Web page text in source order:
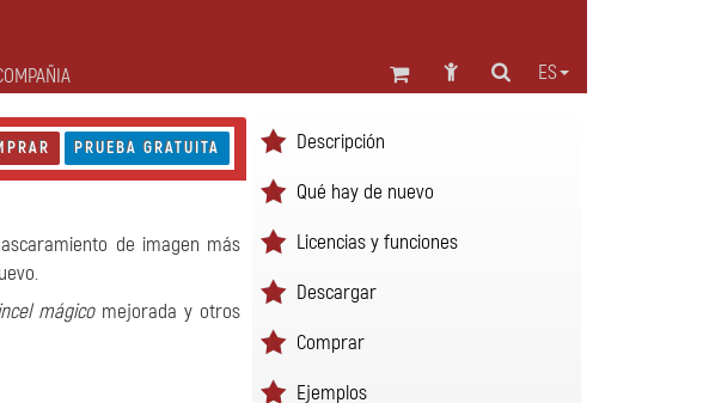
ES
PRUEBA GRATUITA
de imagen más
mágicomejorada y otros
Descripción
Qué hay de nuevo
Licencias y funciones
Descargar
Comprar
Ejemplos